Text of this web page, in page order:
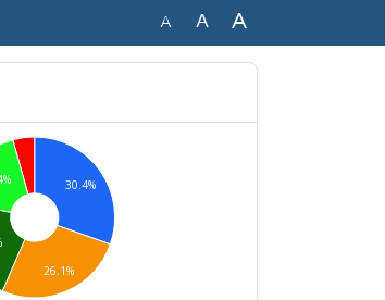
A A A
30.4%
26.1%